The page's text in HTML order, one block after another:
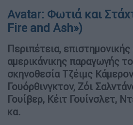
Avatar: Φωτιά και
Fire and Ash»)
Περιπέτεια,
αμερικάνικης παραγωγής
σκηνοθεσία Τζέιμς
Γουόρθινγκτον, Ζόι
Γουίβερ, Κέιτ Γουίνσλετ,
κα.